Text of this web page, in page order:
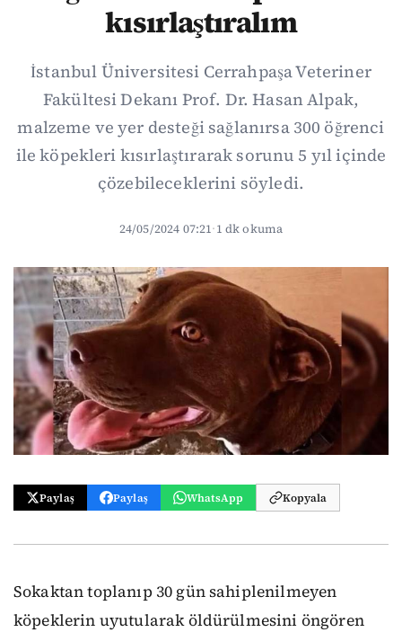
kısırlaştıralım
İstanbul Üniversitesi Cerrahpaşa Veteriner
Fakültesi Dekanı Prof. Dr. Hasan Alpak,
malzeme ve yer desteği sağlanırsa 300 öğrenci
ile köpekleri kısırlaştırarak sorunu 5 yıl içinde
çözebileceklerini söyledi.
24/05/2024 07:21·1 dk okuma
Paylaş Paylaş WhatsApp Kopyala
Sokaktan toplanıp 30 gün sahiplenilmeyen
köpeklerin uyutularak öldürülmesini öngören